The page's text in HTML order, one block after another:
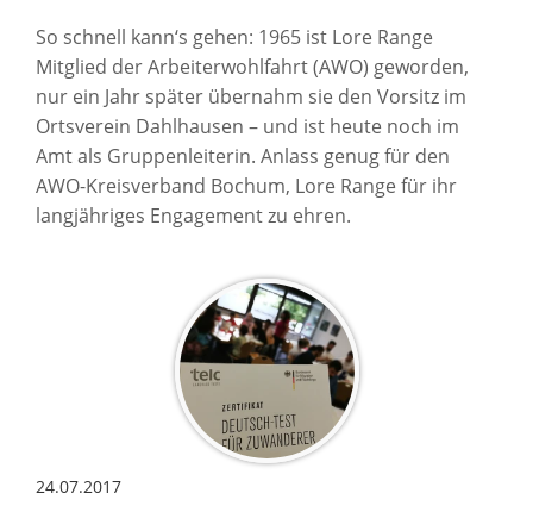
So schnell kann‘s gehen: 1965 ist Lore Range
Mitglied der Arbeiterwohlfahrt (AWO) geworden,
nur ein Jahr später übernahm sie den Vorsitz im
Ortsverein Dahlhausen – und ist heute noch im
Amt als Gruppenleiterin. Anlass genug für den
AWO-Kreisverband Bochum, Lore Range für ihr
langjähriges Engagement zu ehren.
24.07.2017